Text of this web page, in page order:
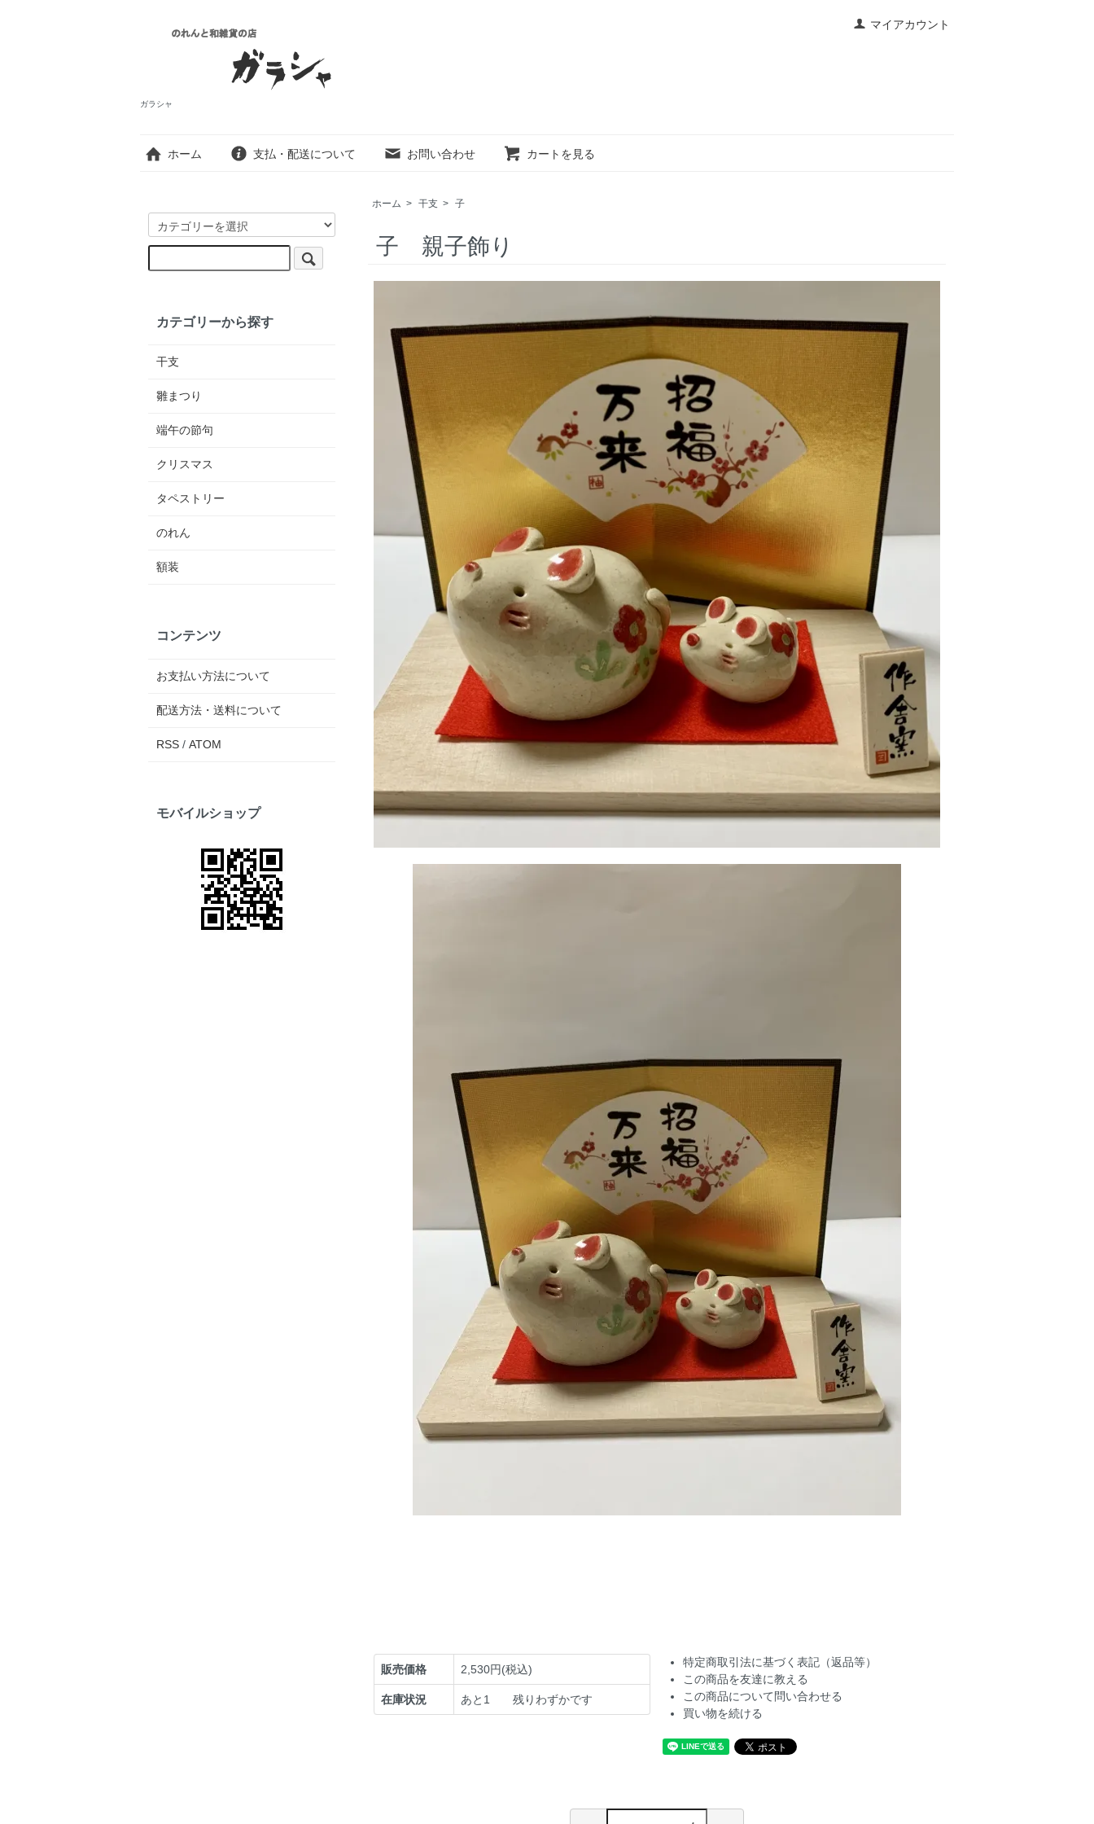
マイアカウント
ガラシャ
ホーム 支払・配送について お問い合わせ カートを見る
ホーム > 干支 > 子
子 親子飾り
販売価格 2,530円(税込)
在庫状況 あと1 残りわずかです
特定商取引法に基づく表記（返品等）
この商品を友達に教える
この商品について問い合わせる
買い物を続ける
カテゴリーから探す
干支
雛まつり
端午の節句
クリスマス
タペストリー
のれん
額装
コンテンツ
お支払い方法について
配送方法・送料について
RSS / ATOM
モバイルショップ